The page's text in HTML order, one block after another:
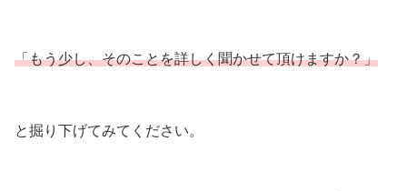
「もう少し、そのことを詳しく聞かせて頂けますか？」
と掘り下げてみてください。